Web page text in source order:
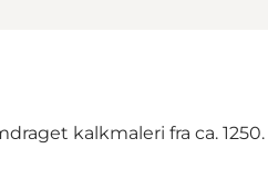
kalkmaleri fra ca.